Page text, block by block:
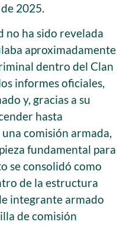
2025.
no ha sido revelada
aproximadamente
dentro del Clan
informes oficiales,
y, gracias a su
hasta
comisión armada,
fundamental para
se consolidó como
de la estructura
integrante armado
de comisión